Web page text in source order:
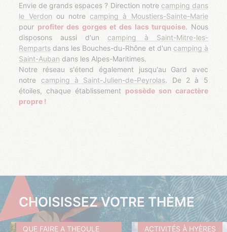
Envie de grands espaces ? Direction notre camping dans
le Verdon ou notre camping à Moustiers-Sainte-Marie
pour profiter des gorges et des lacs turquoise. Nous
disposons aussi d'un camping à Saint-Mitre-les-
Remparts dans les Bouches-du-Rhône et d'un camping à
Saint-Auban dans les Alpes-Maritimes.
Notre réseau s'étend également jusqu'au Gard avec
notre camping à Saint-Julien-de-Peyrolas. De 2 à 5
étoiles, chaque établissement possède son caractère
propre !
CHOISISSEZ VOTRE THÈME
QUE FAIRE A THEOULE
ACTIVITÉS À HYÈRES